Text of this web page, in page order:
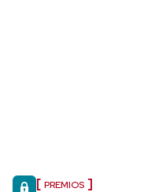
PREMIOS